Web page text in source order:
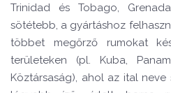
Trinidad és Tobago,
sötétebb, a gyártáshoz
többet megőrző rumokat
területeken (pl. Kuba,
Köztársaság), ahol az ital neve